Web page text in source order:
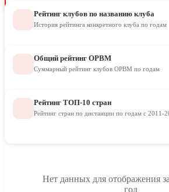
Рейтинг клубов по названию клуба
История рейтинга конкретного клуба по годам
Общий рейтинг ОРВМ
Суммарный рейтинг клубов ОРВМ по годам
Рейтинг ТОП-10 стран
Рейтинг стран по дистанции по годам с 2011-
Нет данных для отображения
год